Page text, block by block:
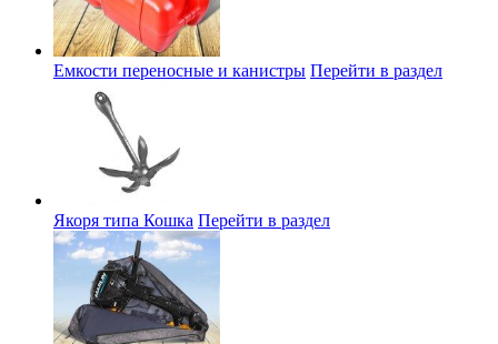
Емкости переносные и канистры Перейти в раздел
Якоря типа Кошка Перейти в раздел